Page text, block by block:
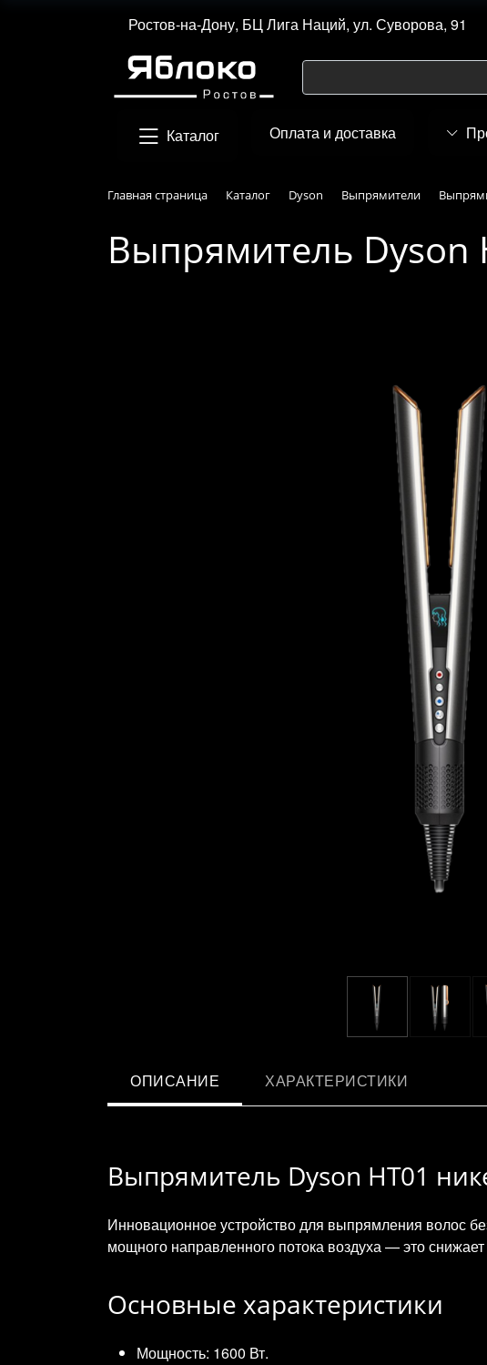
Ростов-на-Дону, БЦ Лига Наций, ул. Суворова, 91
Каталог Оплата и доставка
Главная страница Каталог Dyson Выпрямители
Выпрямитель Dyson
ОПИСАНИЕ ХАРАКТЕРИСТИКИ
Выпрямитель Dyson HT01
Инновационное устройство для выпрямления волос
мощного направленного потока воздуха — это
Основные характеристики
Мощность: 1600 Вт.